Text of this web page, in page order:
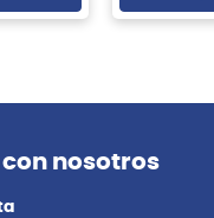
nosotros